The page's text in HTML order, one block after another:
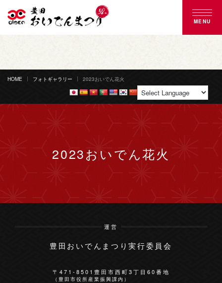
MENU
おいでん踊り
花火大会
協賛のご案内
お問い合わせ
HOME フォトギャラリー 2023おいでん花火
2023おいでん花火
運営
豊田おいでんまつり実行委員会
〒471-8501 豊田市西町3丁目60番地
（豊田市役所産業振興課内）